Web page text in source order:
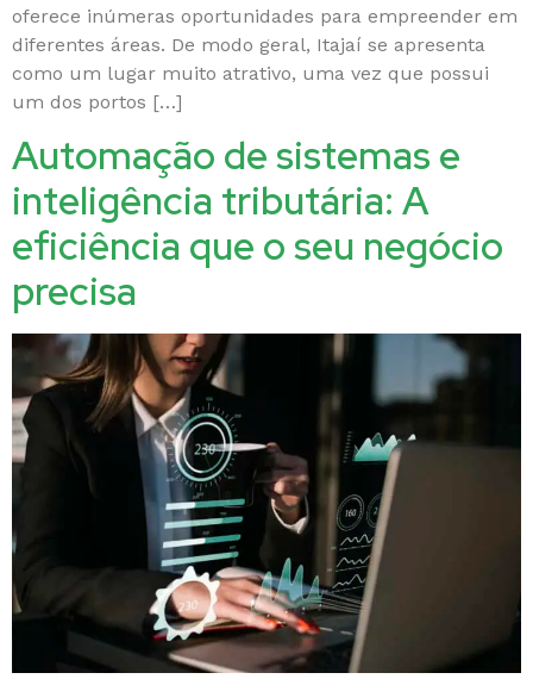
oferece inúmeras oportunidades para empreender em
diferentes áreas. De modo geral, Itajaí se apresenta
como um lugar muito atrativo, uma vez que possui
um dos portos […]
Automação de sistemas e
inteligência tributária: A
eficiência que o seu negócio
precisa